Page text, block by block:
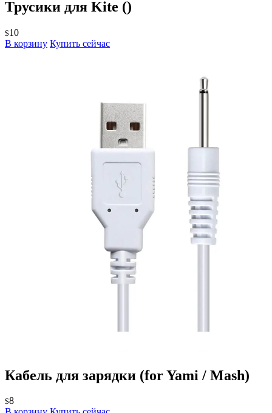
Трусики для Kite ()
$10
В корзину Купить сейчас
Кабель для зарядки (for Yami / Mash)
$8